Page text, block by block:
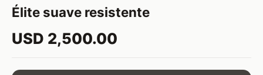
Élite suave resistente
USD 2,500.00